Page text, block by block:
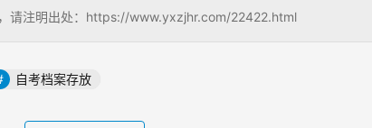
请注明出处：https://www.yxzjhr.com/22422.html
自考档案存放